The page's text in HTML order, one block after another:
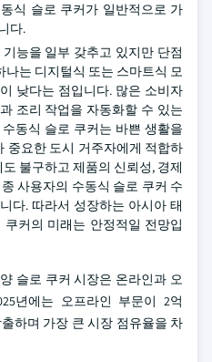
식 슬로 쿠커가 일반적으로 가
다.
능을 일부 갖추고 있지만 단점
나는 디지털식 또는 스마트식 모
낮다는 점입니다. 많은 소비자
조리 작업을 자동화할 수 있는
동식 슬로 쿠커는 바쁜 생활을
중요한 도시 거주자에게 적합하
불구하고 제품의 신뢰성, 경제
사용자의 수동식 슬로 쿠커 수
다. 따라서 성장하는 아시아 태
커의 미래는 안정적일 전망입
슬로 쿠커 시장은 온라인과 오
년에는 오프라인 부문이 2억
하며 가장 큰 시장 점유율을 차